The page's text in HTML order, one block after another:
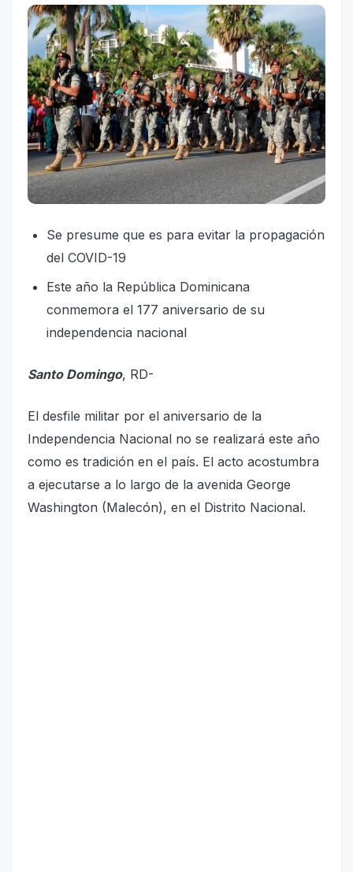
Se presume que es para evitar la propagación
del COVID-19
Este año la República Dominicana
conmemora el 177 aniversario de su
independencia nacional
Santo Domingo, RD-
El desfile militar por el aniversario de la
Independencia Nacional no se realizará este año
como es tradición en el país. El acto acostumbra
a ejecutarse a lo largo de la avenida George
Washington (Malecón), en el Distrito Nacional.